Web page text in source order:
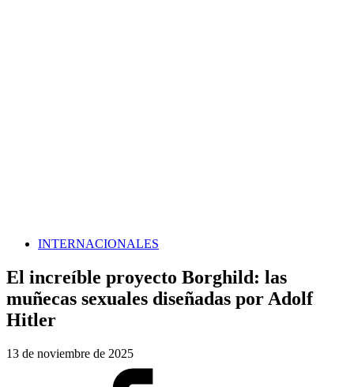
INTERNACIONALES
El increíble proyecto Borghild: las
muñecas sexuales diseñadas por Adolf
Hitler
13 de noviembre de 2025